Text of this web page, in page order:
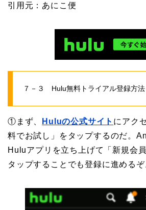
引用元：あにこ便
７－３ Hulu無料トライアル登録方法
①まず、 Huluの公式サイト にアク
料でお試し」をタップするのだ。
Huluアプリを立ち上げて「新規会
タップすることでも登録に進めるぞ